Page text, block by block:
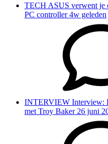
TECH ASUS verwent je
PC controller 4w geleden
INTERVIEW Interview:
met Troy Baker 26 juni